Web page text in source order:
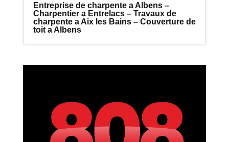
Entreprise de charpente a Albens –
Charpentier a Entrelacs – Travaux de
charpente a Aix les Bains – Couverture de
toit a Albens